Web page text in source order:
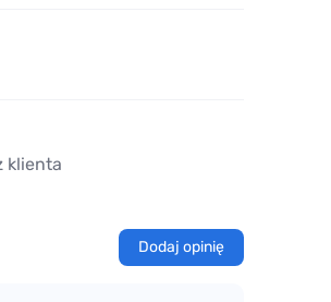
klienta
Dodaj opinię